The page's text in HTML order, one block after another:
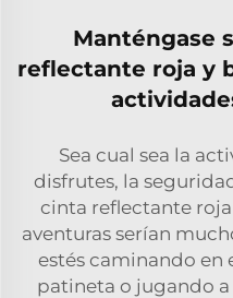
Manténgase
reflectante roja y
Sea cual sea la
disfrutes, la
cinta reflectante
aventuras serían
estés caminando en
patineta o jugando